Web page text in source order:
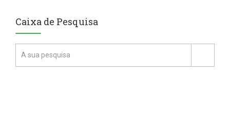
Caixa de Pesquisa